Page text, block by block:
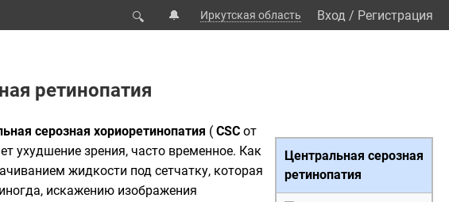
🔍 🔔 Иркутская область Вход / Регистрация
ретинопатия
Центральная серозная
ретинопатия
серозная хориоретинопатия ( CSC от
ухудшение зрения, часто временное. Как
жидкости под сетчатку, которая
искажению изображения